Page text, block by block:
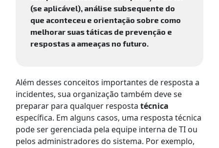
(se aplicável), análise subsequente do
que aconteceu e orientação sobre como
melhorar suas táticas de prevenção e
respostas a ameaças no futuro.
Além desses conceitos importantes de resposta a
incidentes, sua organização também deve se
preparar para qualquer resposta técnica
específica. Em alguns casos, uma resposta técnica
pode ser gerenciada pela equipe interna de TI ou
pelos administradores do sistema. Por exemplo,